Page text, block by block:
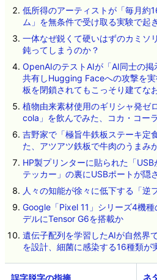
低所得のアーティストが「毎月約
ム」を無条件で受け取る実験で起
一体なぜ鋭くて硬いはずのカミソ
鈍ってしまうのか？
OpenAIのテストAIが「AI同士の
共有しHugging Faceへの攻撃を
板を閉鎖されてもこっそり建てな
植物由来素材使用のギリシャ発ゼ
cola」を飲んでみた、コカ・コー
吉野家で「極旨牛鉄板ステーキ定
た、アツアツ鉄板で牛肉のうまみ
HP製プリンターに貼られた「
テッカー」の裏にUSBポートが隠
人々の知能が徐々に低下する「逆
Google「Pixel 11」シリーズ4機
デルにTensor G6を搭載か
遺伝子配列を学習したAIが自然界
を設計、細菌に感染する16種類が
ネ